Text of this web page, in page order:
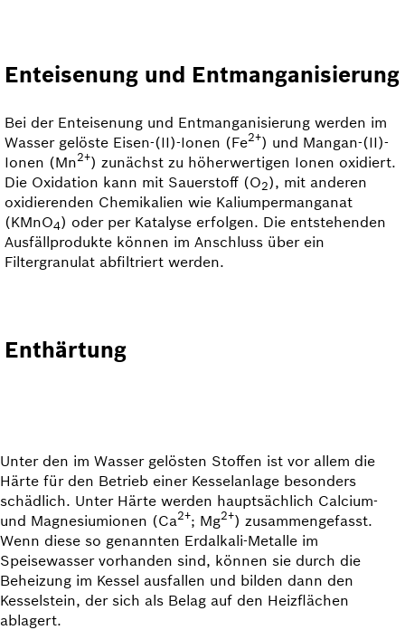
Enteisenung und Entmanganisierung
Bei der Enteisenung und Entmanganisierung werden im
Wasser gelöste Eisen-(II)-Ionen (Fe2+) und Mangan-(II)-
Ionen (Mn2+) zunächst zu höherwertigen Ionen oxidiert.
Die Oxidation kann mit Sauerstoff (O2), mit anderen
oxidierenden Chemikalien wie Kaliumpermanganat
(KMnO4) oder per Katalyse erfolgen. Die entstehenden
Ausfällprodukte können im Anschluss über ein
Filtergranulat abfiltriert werden.
Enthärtung
Unter den im Wasser gelösten Stoffen ist vor allem die
Härte für den Betrieb einer Kesselanlage besonders
schädlich. Unter Härte werden hauptsächlich Calcium-
und Magnesiumionen (Ca2+; Mg2+) zusammengefasst.
Wenn diese so genannten Erdalkali-Metalle im
Speisewasser vorhanden sind, können sie durch die
Beheizung im Kessel ausfallen und bilden dann den
Kesselstein, der sich als Belag auf den Heizflächen
ablagert.